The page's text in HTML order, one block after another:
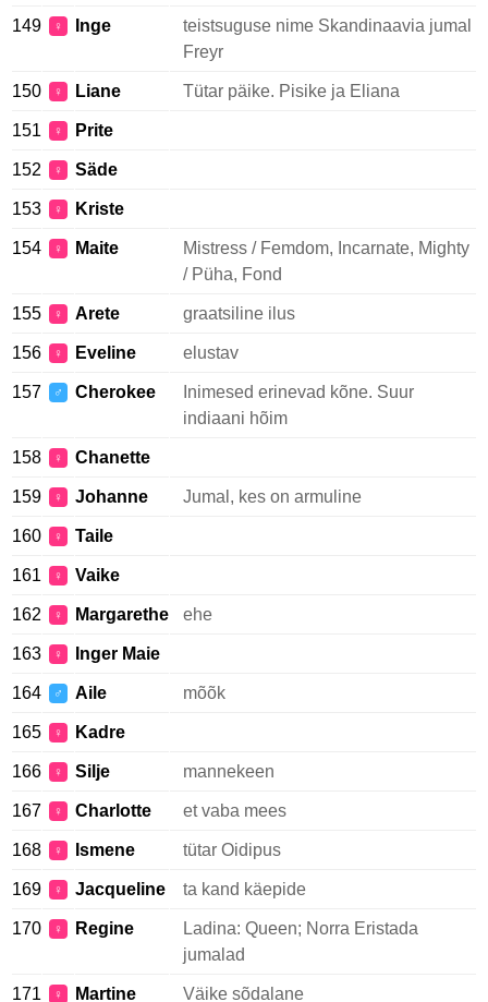
149 ♀ Inge
teistsuguse nime Skandinaavia jumal
Freyr
150 ♀ Liane Tütar päike. Pisike ja Eliana
151 ♀ Prite
152 ♀ Säde
153 ♀ Kriste
154 ♀ Maite
Mistress / Femdom, Incarnate, Mighty
/ Püha, Fond
155 ♀ Arete graatsiline ilus
156 ♀ Eveline elustav
157 ♂ Cherokee
Inimesed erinevad kõne. Suur
indiaani hõim
158 ♀ Chanette
159 ♀ Johanne Jumal, kes on armuline
160 ♀ Taile
161 ♀ Vaike
162 ♀ Margarethe ehe
163 ♀ Inger Maie
164 ♂ Aile mõõk
165 ♀ Kadre
166 ♀ Silje mannekeen
167 ♀ Charlotte et vaba mees
168 ♀ Ismene tütar Oidipus
169 ♀ Jacqueline ta kand käepide
170 ♀ Regine
Ladina: Queen; Norra Eristada
jumalad
171 ♀ Martine Väike sõdalane